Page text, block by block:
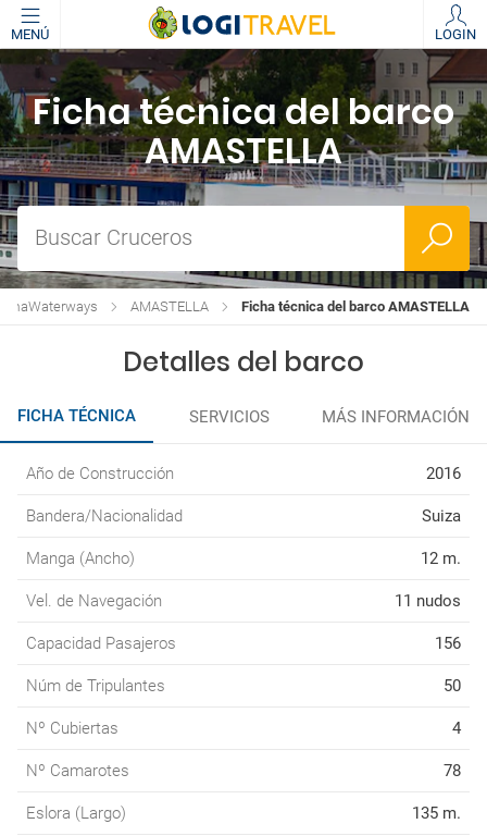
MENÚ LOGIN
Ficha técnica del barco
AMASTELLA
Buscar Cruceros
Ficha técnica del barco AMASTELLA
AMASTELLA
Detalles del barco
FICHA TÉCNICA SERVICIOS MÁS INFORMACIÓN
Año de Construcción 2016
Bandera/Nacionalidad Suiza
Manga (Ancho) 12 m.
Vel. de Navegación 11 nudos
Capacidad Pasajeros 156
Núm de Tripulantes 50
Nº Cubiertas 4
Nº Camarotes 78
Eslora (Largo) 135 m.